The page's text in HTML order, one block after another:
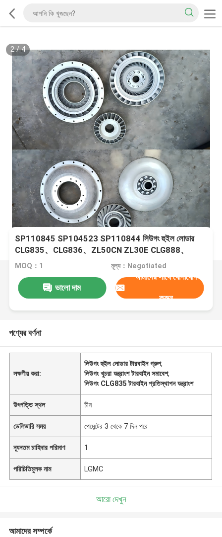
2/4
SP110845 SP104523 SP110844 লিউগং হুইল লোডার
CLG835、CLG836、ZL50CN ZL30E CLG888、
CLG890 এর জন্য টারবাইন গ্রুপ
MOQ：1 মূল্য：Negotiated
ভালো দাম
আমাদের সাথে যোগাযোগ
করুন
পণ্যের বর্ণনা
লক্ষণীয় করা:
লিউগং হুইল লোডার টারবাইন গ্রুপ,
লিউগং খুচরা যন্ত্রাংশ টারবাইন সমাবেশ,
লিউগং CLG835 টারবাইন প্রতিস্থাপন যন্ত্রাংশ
উৎপত্তি স্থল চীন
ডেলিভারি সময় পেমেন্টের 3 থেকে 7 দিন পরে
ন্যূনতম চাহিদার পরিমাণ 1
পরিচিতিমুলক নাম LGMC
আরো দেখুন
আমাদের সম্পর্কে